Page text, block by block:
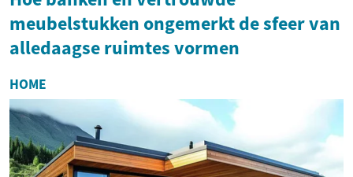
meubelstukken ongemerkt de sfeer van
alledaagse ruimtes vormen
HOME